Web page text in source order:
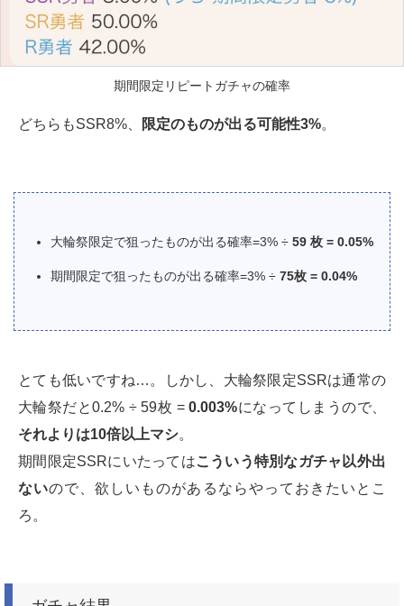
期間限定リピートガチャの確率
どちらもSSR8%、 限定のものが出る可能性3%。
大輪祭限定で狙ったものが出る確率=3% ÷ 59 枚 = 0.05%
期間限定で狙ったものが出る確率=3% ÷ 75枚 = 0.04%
とても低いですね…。しかし、大輪祭限定SSRは通常の
大輪祭だと0.2% ÷ 59枚 =0.003%になってしまうので、
それよりは10倍以上マシ。
期間限定SSRにいたってはこういう特別なガチャ以外出
ないので、欲しいものがあるならやっておきたいとこ
ろ。